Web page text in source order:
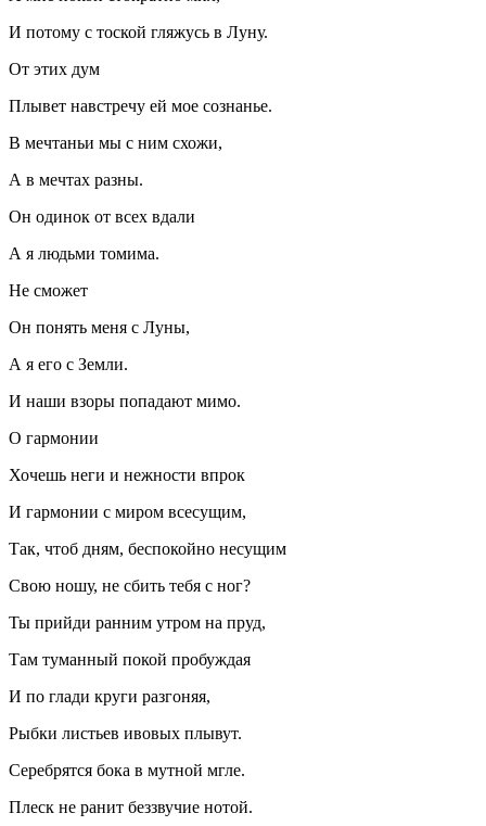
И потому с тоской гляжусь в Луну.
От этих дум
Плывет навстречу ей мое сознанье.
В мечтаньи мы с ним схожи,
А в мечтах разны.
Он одинок от всех вдали
А я людьми томима.
Не сможет
Он понять меня с Луны,
А я его с Земли.
И наши взоры попадают мимо.
О гармонии
Хочешь неги и нежности впрок
И гармонии с миром всесущим,
Так, чтоб дням, беспокойно несущим
Свою ношу, не сбить тебя с ног?
Ты прийди ранним утром на пруд,
Там туманный покой пробуждая
И по глади круги разгоняя,
Рыбки листьев ивовых плывут.
Серебрятся бока в мутной мгле.
Плеск не ранит беззвучие нотой.